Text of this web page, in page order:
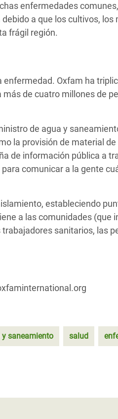
enfermedades
a que los cultivos, los
frágil región.
Oxfam ha
de cuatro millones de
de agua y
la provisión de material
de información pública a
comunicar a la gente
estableciendo
a las comunidades (que
sanitarios, las
y saneamiento salud